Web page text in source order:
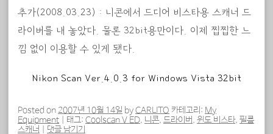
추가(2008.03.23) : 니콘에서 드디어 비스타용 스캐너 드
라이버를 내 놓았다. 물론 32bit용만이다. 이제 찝찝한 느
낌 없이 이용할 수 있게 됐다.
Nikon Scan Ver.4.0.3 for Windows Vista 32bit
Posted on 2007년 10월 14일 byCARLITO 카테고리: My
Equipment
태그: Coolscan V ED, 니콘, 드라이버, 윈도 비스타, 필름
스캐너
댓글 남기기